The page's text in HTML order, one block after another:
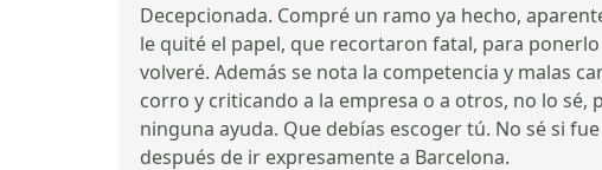
Decepcionada. Compré un ramo ya hecho,
le quité el papel, que recortaron fatal, para
volveré. Además se nota la competencia y malas
corro y criticando a la empresa o a otros, no lo
ninguna ayuda. Que debías escoger tú. No sé si
después de ir expresamente a Barcelona.